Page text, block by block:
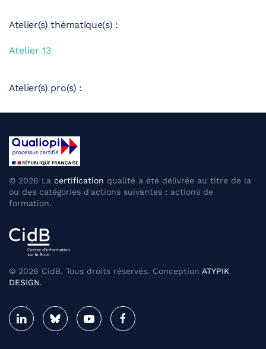
Atelier(s) thématique(s) :
Atelier 13
Atelier(s) pro(s) :
© 2026 La certification qualité a été délivrée au titre de la
ou des catégories d'actions suivantes : actions de
formation.
© 2026 CidB. Tous droits réservés. Conception ATYPIK
DESIGN.